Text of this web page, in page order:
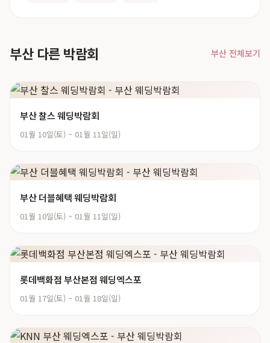
부산 다른 박람회 부산 전체보기
부산 찰스 웨딩박람회
01월 10일(토) ~ 01월 11일(일)
부산 더블혜택 웨딩박람회
01월 10일(토) ~ 01월 11일(일)
롯데백화점 부산본점 웨딩엑스포
01월 17일(토) ~ 01월 18일(일)